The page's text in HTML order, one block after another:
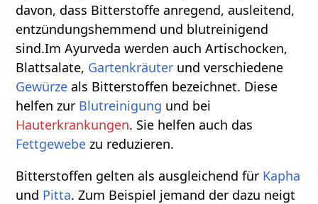
davon, dass Bitterstoffe anregend, ausleitend,
entzündungshemmend und blutreinigend
sind.Im Ayurveda werden auch Artischocken,
Blattsalate, Gartenkräuter und verschiedene
Gewürze als Bitterstoffen bezeichnet. Diese
helfen zur Blutreinigung und bei
Hauterkrankungen. Sie helfen auch das
Fettgewebe zu reduzieren.
Bitterstoffen gelten als ausgleichend für Kapha
und Pitta. Zum Beispiel jemand der dazu neigt